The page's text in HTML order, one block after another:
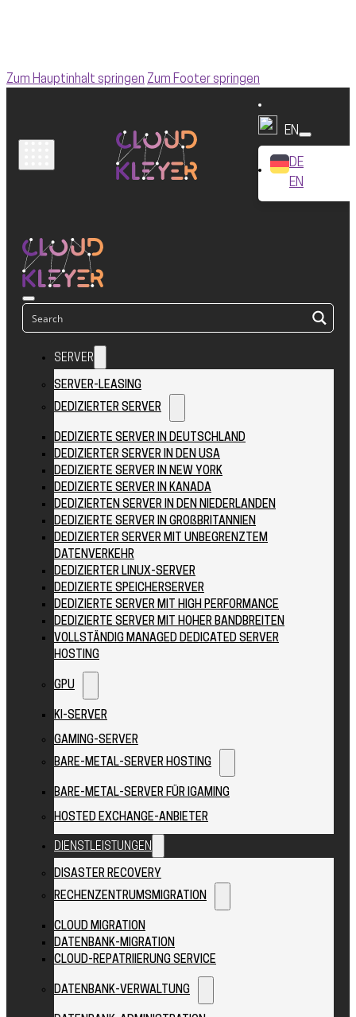
Zum Hauptinhalt springen Zum Footer springen
EN
DE
EN
SERVER
SERVER-LEASING
DEDIZIERTER SERVER
DEDIZIERTE SERVER IN DEUTSCHLAND
DEDIZIERTER SERVER IN DEN USA
DEDIZIERTE SERVER IN NEW YORK
DEDIZIERTE SERVER IN KANADA
DEDIZIERTEN SERVER IN DEN NIEDERLANDEN
DEDIZIERTE SERVER IN GROßBRITANNIEN
DEDIZIERTER SERVER MIT UNBEGRENZTEM
DATENVERKEHR
DEDIZIERTER LINUX-SERVER
DEDIZIERTE SPEICHERSERVER
DEDIZIERTE SERVER MIT HIGH PERFORMANCE
DEDIZIERTE SERVER MIT HOHER BANDBREITEN
VOLLSTÄNDIG MANAGED DEDICATED SERVER
HOSTING
GPU
KI-SERVER
GAMING-SERVER
BARE-METAL-SERVER HOSTING
BARE-METAL-SERVER FÜR IGAMING
HOSTED EXCHANGE-ANBIETER
DIENSTLEISTUNGEN
DISASTER RECOVERY
RECHENZENTRUMSMIGRATION
CLOUD MIGRATION
DATENBANK-MIGRATION
CLOUD-REPATRIIERUNG SERVICE
DATENBANK-VERWALTUNG